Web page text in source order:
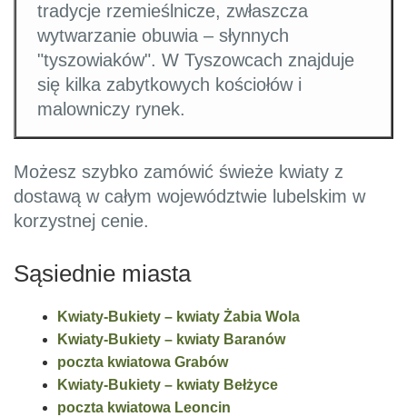
tradycje rzemieślnicze, zwłaszcza
wytwarzanie obuwia – słynnych
"tyszowiaków". W Tyszowcach znajduje
się kilka zabytkowych kościołów i
malowniczy rynek.
Możesz szybko zamówić świeże kwiaty z
dostawą w całym województwie lubelskim w
korzystnej cenie.
Sąsiednie miasta
Kwiaty-Bukiety – kwiaty Żabia Wola
Kwiaty-Bukiety – kwiaty Baranów
poczta kwiatowa Grabów
Kwiaty-Bukiety – kwiaty Bełżyce
poczta kwiatowa Leoncin